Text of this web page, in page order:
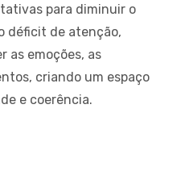
para diminuir o
déficit de atenção,
as emoções, as
criando um espaço
e coerência.